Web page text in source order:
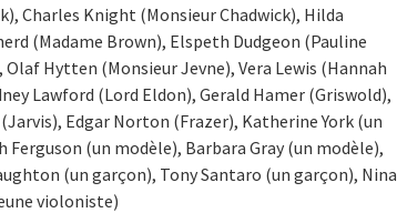
Charles Knight (Monsieur Chadwick), Hilda
(Madame Brown), Elspeth Dudgeon (Pauline
Hytten (Monsieur Jevne), Vera Lewis (Hannah
Lawford (Lord Eldon), Gerald Hamer (Griswold),
Edgar Norton (Frazer), Katherine York (un
(un modèle), Barbara Gray (un modèle),
(un garçon), Tony Santaro (un garçon), Nina
violoniste)